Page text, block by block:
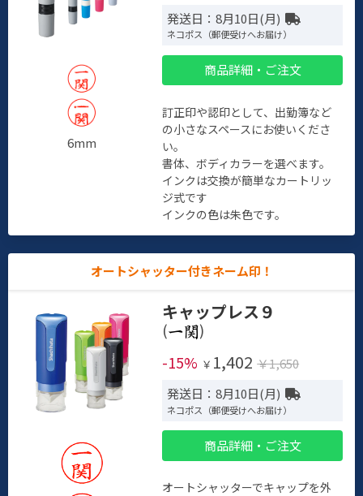
6mm
発送日：8月10日(月)
ネコポス（郵便受けへお届け）
商品詳細・ご注文
訂正印や認印として、出勤簿など
の小さなスペースにお使いくださ
い。
書体、ボディカラーを選べます。
インクは交換が簡単なカートリッ
ジ式です
インクの色は朱色です。
オートシャッター付きネーム印！
キャップレス９
(
)
-15% ￥ 1,402 ￥1,650
発送日：8月10日(月)
ネコポス（郵便受けへお届け）
商品詳細・ご注文
オートシャッターでキャップを外